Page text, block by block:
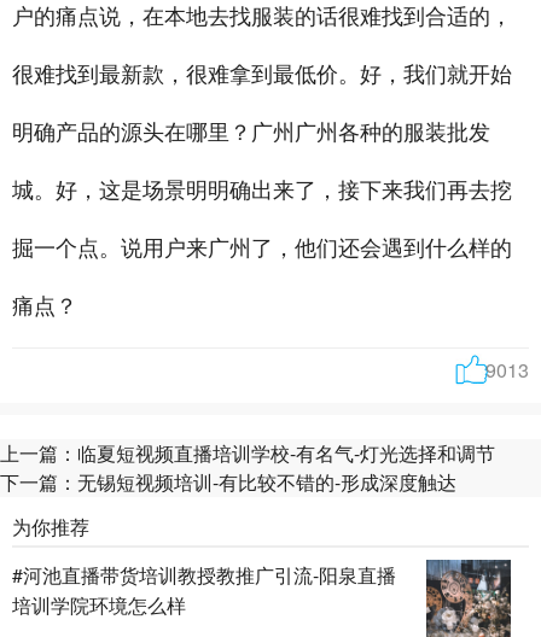
户的痛点说，在本地去找服装的话很难找到合适的，
很难找到最新款，很难拿到最低价。好，我们就开始
明确产品的源头在哪里？广州广州各种的服装批发
城。好，这是场景明明确出来了，接下来我们再去挖
掘一个点。说用户来广州了，他们还会遇到什么样的
痛点？
9013
上一篇： 临夏短视频直播培训学校-有名气-灯光选择和调节
下一篇： 无锡短视频培训-有比较不错的-形成深度触达
为你推荐
#河池直播带货培训教授教推广引流-阳泉直播
培训学院环境怎么样